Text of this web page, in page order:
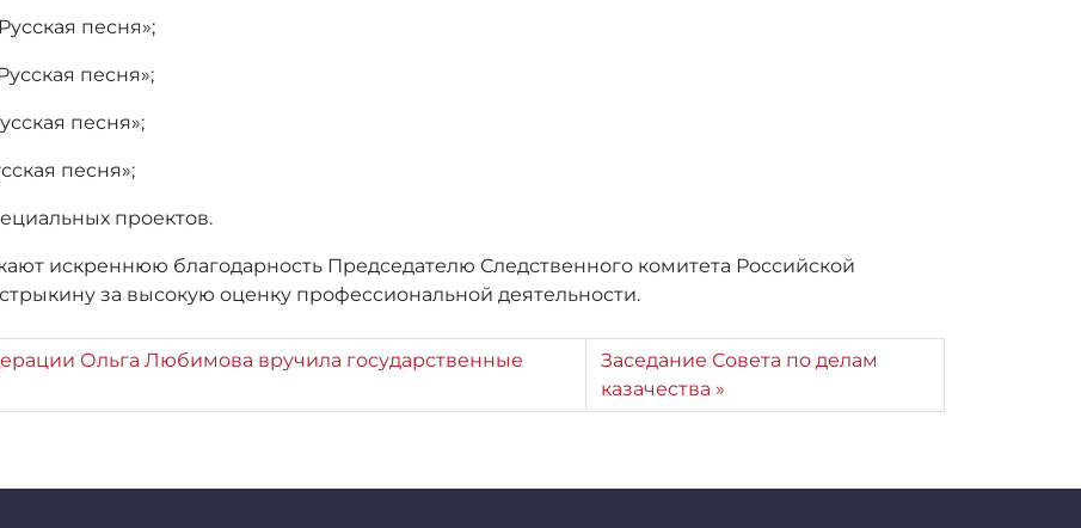
песня»;
песня»;
песня»;
песня»;
проектов.
искреннюю благодарность Председателю Следственного комитета Российской
за высокую оценку профессиональной деятельности.
Ольга Любимова вручила государственные
Заседание Совета по делам
казачества